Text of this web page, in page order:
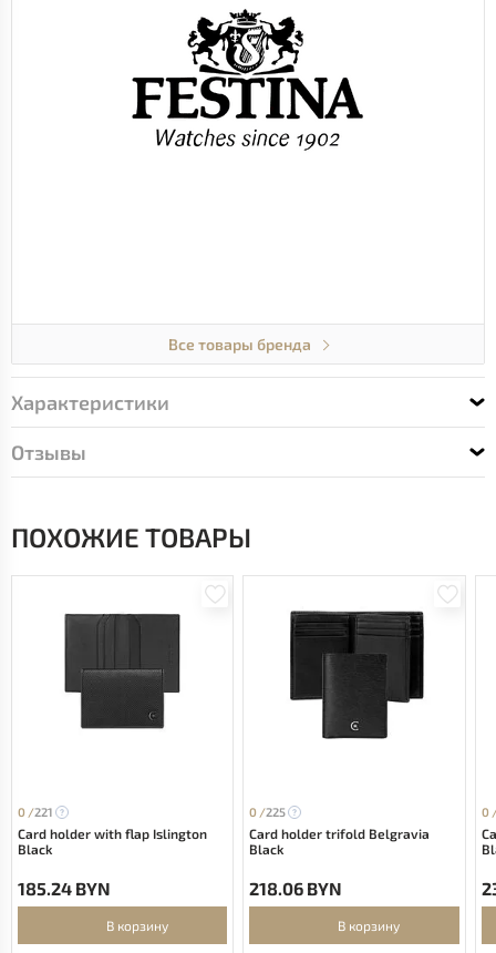
Все товары бренда
Характеристики
Отзывы
ПОХОЖИЕ ТОВАРЫ
0 /221
Card holder with flap Islington
Black
185.24 BYN
В корзину
0 /225
Card holder trifold Belgravia
Black
218.06 BYN
В корзину
0